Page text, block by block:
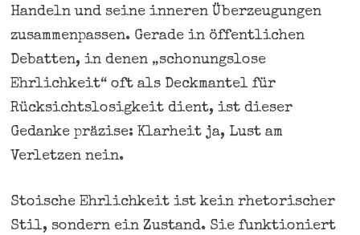
Handeln und seine inneren Überzeugungen
zusammenpassen. Gerade in öffentlichen
Debatten, in denen „schonungslose
Ehrlichkeit“ oft als Deckmantel für
Rücksichtslosigkeit dient, ist dieser
Gedanke präzise: Klarheit ja, Lust am
Verletzen nein.
Stoische Ehrlichkeit ist kein rhetorischer
Stil, sondern ein Zustand. Sie funktioniert